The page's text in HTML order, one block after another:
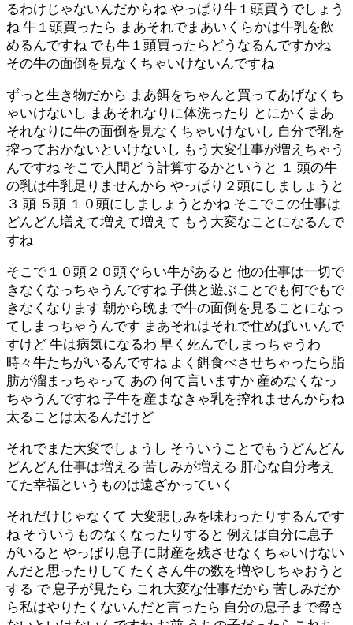
るわけじゃないんだからね やっぱり牛１頭買うでしょう
ね 牛１頭買ったら まあそれでまあいくらかは牛乳を飲
めるんですね でも牛１頭買ったらどうなるんですかね
その牛の面倒を見なくちゃいけないんですね
ずっと生き物だから まあ餌をちゃんと買ってあげなくち
ゃいけないし まあそれなりに体洗ったり とにかくまあ
それなりに牛の面倒を見なくちゃいけないし 自分で乳を
搾っておかないといけないし もう大変仕事が増えちゃう
んですね そこで人間どう計算するかというと １ 頭の牛
の乳は牛乳足りませんから やっぱり２頭にしましょうと
３ 頭 ５頭 １０頭にしましょうとかね そこでこの仕事は
どんどん増えて増えて増えて もう大変なことになるんで
すね
そこで１０頭２０頭ぐらい牛があると 他の仕事は一切で
きなくなっちゃうんですね 子供と遊ぶことでも何でもで
きなくなります 朝から晩まで牛の面倒を見ることになっ
てしまっちゃうんです まあそれはそれで住めばいいんで
すけど 牛は病気になるわ 早く死んでしまっちゃうわ
時々牛たちがいるんですね よく餌食べさせちゃったら脂
肪が溜まっちゃって あの 何て言いますか 産めなくなっ
ちゃうんですね 子牛を産まなきゃ乳を搾れませんからね
太ることは太るんだけど
それでまた大変でしょうし そういうことでもうどんどん
どんどん仕事は増える 苦しみが増える 肝心な自分考え
てた幸福というものは遠ざかっていく
それだけじゃなくて 大変悲しみを味わったりするんです
ね そういうものなくなったりすると 例えば自分に息子
がいると やっぱり息子に財産を残させなくちゃいけない
んだと思ったりして たくさん牛の数を増やしちゃおうと
する で 息子が見たら これ大変な仕事だから 苦しみだか
ら私はやりたくないんだと言ったら 自分の息子まで脅さ